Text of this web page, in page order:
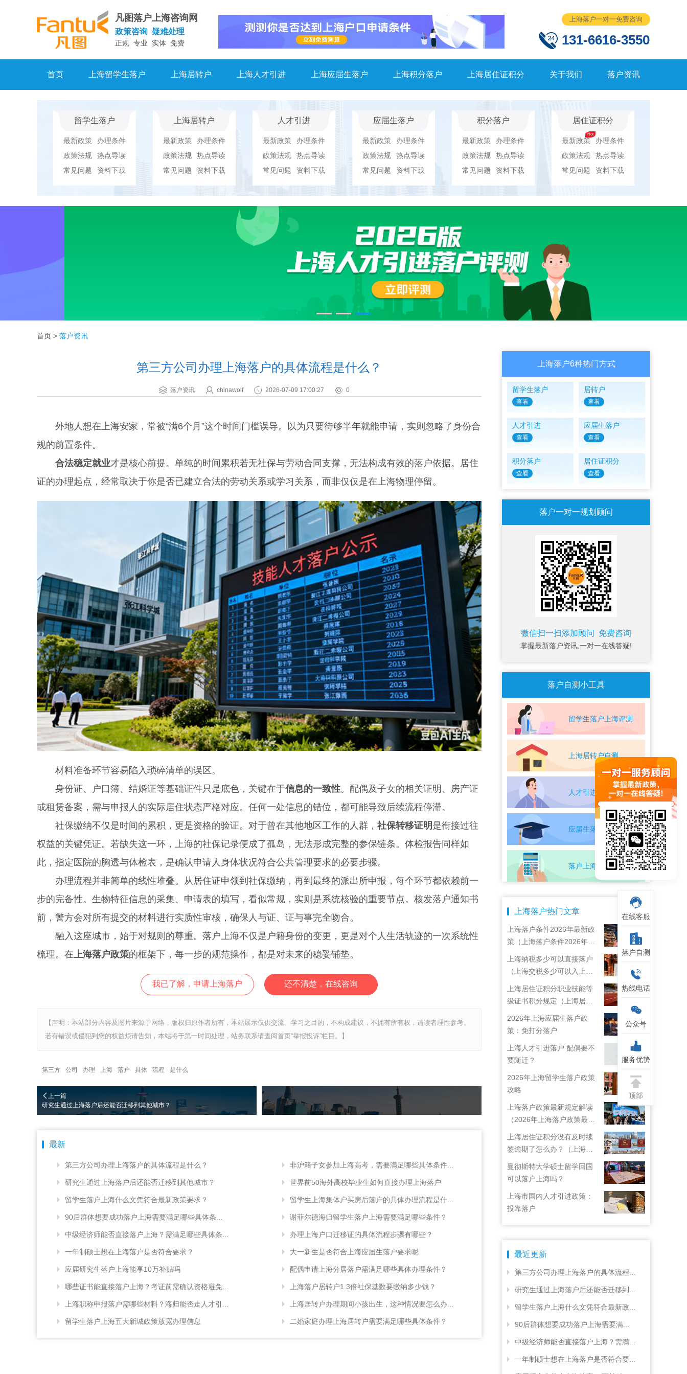
凡图落户上海咨询网
政策咨询 疑难处理
正规 专业 实体 免费
上海落户一对一免费咨询
131-6616-3550
首页 上海留学生落户 上海居转户 上海人才引进 上海应届生落户 上海积分落户 上海居住证积分 关于我们 落户资讯
留学生落户
最新政策
办理条件
政策法规
热点导读
常见问题
资料下载
上海居转户
最新政策
办理条件
政策法规
热点导读
常见问题
资料下载
人才引进
最新政策
办理条件
政策法规
热点导读
常见问题
资料下载
应届生落户
最新政策
办理条件
政策法规
热点导读
常见问题
资料下载
积分落户
最新政策
办理条件
政策法规
热点导读
常见问题
资料下载
居住证积分
最新政策
办理条件
政策法规
热点导读
常见问题
资料下载
首页 > 落户资讯
第三方公司办理上海落户的具体流程是什么？
落户资讯 chinawolf 2026-07-09 17:00:27 0
外地人想在上海安家，常被“满6个月”这个时间门槛误导。以为只要待够半年就能申请，实则忽略了身份合
规的前置条件。
合法稳定就业才是核心前提。单纯的时间累积若无社保与劳动合同支撑，无法构成有效的落户依据。居住
证的办理起点，经常取决于你是否已建立合法的劳动关系或学习关系，而非仅仅是在上海物理停留。
材料准备环节容易陷入琐碎清单的误区。
身份证、户口簿、结婚证等基础证件只是底色，关键在于信息的一致性。配偶及子女的相关证明、房产证
或租赁备案，需与申报人的实际居住状态严格对应。任何一处信息的错位，都可能导致后续流程停滞。
社保缴纳不仅是时间的累积，更是资格的验证。对于曾在其他地区工作的人群， 社保转移证明 是衔接过往
权益的关键凭证。若缺失这一环，上海的社保记录便成了孤岛，无法形成完整的参保链条。体检报告同样如
此，指定医院的胸透与体检表，是确认申请人身体状况符合公共管理要求的必要步骤。
办理流程并非简单的线性堆叠。从居住证申领到社保缴纳，再到最终的派出所申报，每个环节都依赖前一
步的完备性。生物特征信息的采集、申请表的填写，看似常规，实则是系统核验的重要节点。核发落户通知书
前，警方会对所有提交的材料进行实质性审核，确保人与证、证与事完全吻合。
融入这座城市，始于对规则的尊重。落户上海不仅是户籍身份的变更，更是对个人生活轨迹的一次系统性
梳理。在 上海落户政策的框架下，每一步的规范操作，都是对未来的稳妥铺垫。
我已了解，申请上海落户 还不清楚，在线咨询
【声明：本站部分内容及图片来源于网络，版权归原作者所有，本站展示仅供交流、学习之目的，不构成建议，不拥有所有权，请读者理性参考。
若有错误或侵犯到您的权益烦请告知，本站将于第一时间处理，站务联系请查阅首页“举报投诉”栏目。】
第三方 公司 办理 上海 落户 具体 流程 是什么
上一篇
研究生通过上海落户后还能否迁移到其他城市？
最新
第三方公司办理上海落户的具体流程是什么？
研究生通过上海落户后还能否迁移到其他城市？
留学生落户上海什么文凭符合最新政策要求？
90后群体想要成功落户上海需要满足哪些具体条...
中级经济师能否直接落户上海？需满足哪些具体条...
一年制硕士想在上海落户是否符合要求？
应届研究生落户上海能享10万补贴吗
哪些证书能直接落户上海？考证前需确认资格避免...
上海职称申报落户需哪些材料？海归能否走人才引...
留学生落户上海五大新城政策放宽办理信息
非沪籍子女参加上海高考，需要满足哪些具体条件...
世界前50海外高校毕业生如何直接办理上海落户
留学生上海集体户买房后落户的具体办理流程是什...
谢菲尔德海归留学生落户上海需要满足哪些条件？
办理上海户口迁移证的具体流程步骤有哪些？
大一新生是否符合上海应届生落户要求呢
配偶申请上海分居落户需满足哪些具体办理条件？
上海落户居转户1.3倍社保基数要缴纳多少钱？
上海居转户办理期间小孩出生，这种情况要怎么办...
二婚家庭办理上海居转户需要满足哪些具体条件？
上海落户6种热门方式
留学生落户
查看
居转户
查看
人才引进
查看
应届生落户
查看
积分落户
查看
居住证积分
查看
落户一对一规划顾问
微信扫一扫添加顾问 免费咨询
掌握最新落户资讯,一对一在线答疑!
落户自测小工具
留学生落户上海评测
上海居转户自测
人才引进落户评测
应届生落户上海自测
落户上海条件自测
上海落户热门文章
上海落户条件2026年最新政
策（上海落户条件2026年最
新政策解读）
上海纳税多少可以直接落户
（上海交税多少可以入上海
户口）
上海居住证积分职业技能等
级证书积分规定（上海居住
证技能职称目录）
2026年上海应届生落户政
策：免打分落户
上海人才引进落户 配偶要不
要随迁？
2026年上海留学生落户政策
攻略
上海落户政策最新规定解读
（2026年上海落户政策最新
规定）
上海居住证积分没有及时续
签逾期了怎么办？（上海居
住证续签了但积分忘了）
曼彻斯特大学硕士留学回国
可以落户上海吗？
上海市国内人才引进政策：
投靠落户
最近更新
第三方公司办理上海落户的具体流程...
研究生通过上海落户后还能否迁移到...
留学生落户上海什么文凭符合最新政...
90后群体想要成功落户上海需要满...
中级经济师能否直接落户上海？需满...
一年制硕士想在上海落户是否符合要...
在线客服
落户自测
热线电话
公众号
服务优势
顶部